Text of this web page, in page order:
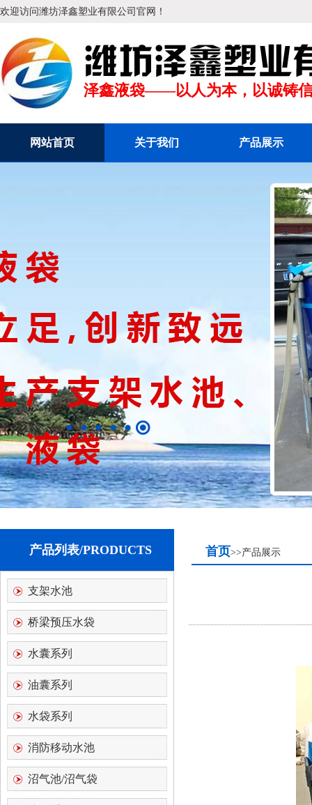
欢迎访问潍坊泽鑫塑业有限公司官网！
泽鑫液袋——以人为本，以诚铸
网站首页 关于我们 产品展示
产品列表/PRODUCTS
支架水池
桥梁预压水袋
水囊系列
油囊系列
水袋系列
消防移动水池
沼气池/沼气袋
首页>>产品展示